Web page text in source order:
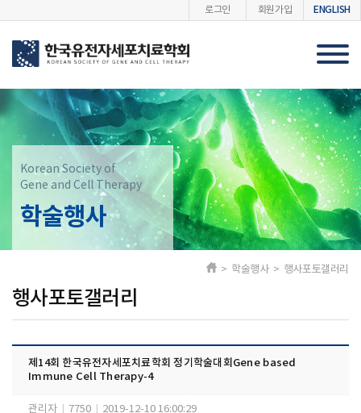
로그인 회원가입 ENGLISH
Korean Society of
Gene and Cell Therapy
학술행사
행사포토갤러리
> 학술행사 > 행사포토갤러리
제14회 한국유전자세포치료학회 정기학술대회Gene based
Immune Cell Therapy-4
관리자 7750 2019-12-10 16:00:29